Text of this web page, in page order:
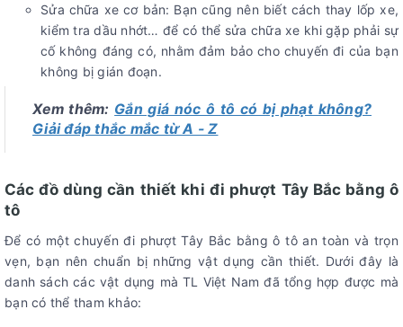
Sửa chữa xe cơ bản: Bạn cũng nên biết cách thay lốp xe,
kiểm tra dầu nhớt… để có thể sửa chữa xe khi gặp phải sự
cố không đáng có, nhằm đảm bảo cho chuyến đi của bạn
không bị gián đoạn.
Xem thêm: Gắn giá nóc ô tô có bị phạt không?
Giải đáp thắc mắc từ A - Z
Các đồ dùng cần thiết khi đi phượt Tây Bắc bằng ô
tô
Để có một chuyến đi phượt Tây Bắc bằng ô tô an toàn và trọn
vẹn, bạn nên chuẩn bị những vật dụng cần thiết. Dưới đây là
danh sách các vật dụng mà TL Việt Nam đã tổng hợp được mà
bạn có thể tham khảo: